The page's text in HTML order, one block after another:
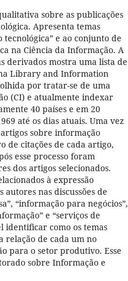
sobre as publicações
Apresenta temas
e ao conjunto de
na Ciência da Informação. A
derivados mostra uma lista de
Library and Information
por tratar-se de uma
(CI) e atualmente indexar
40 países e em 20
até os dias atuais. Uma vez
sobre informação
de citações de cada artigo,
esse processo foram
dos artigos selecionados.
à expressão
nas discussões de
“informação para negócios”,
e “serviços de
identificar como os temas
relação de cada um no
para o setor produtivo. Esse
sobre Informação e